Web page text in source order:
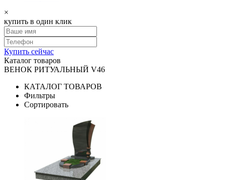
×
купить в один клик
Купить сейчас
Каталог товаров
ВЕНОК РИТУАЛЬНЫЙ V46
КАТАЛОГ ТОВАРОВ
Фильтры
Сортировать